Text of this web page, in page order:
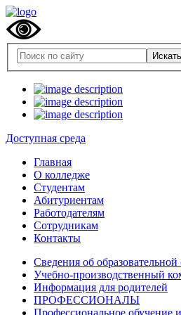
Доступная среда
Главная
О колледже
Студентам
Абитуриентам
Работодателям
Сотрудникам
Контакты
Сведения об образовательной
Учебно-производственный
Информация для родителей
ПРОФЕССИОНАЛЫ
Профессиональное обучение